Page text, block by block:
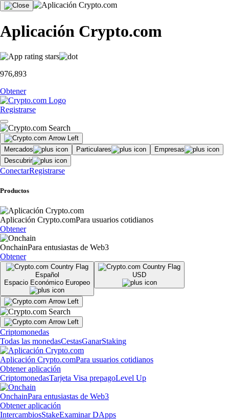
Aplicación Crypto.com
976,893
Obtener
Registrarse
Mercados Particulares
Empresas
Descubrir
ConectarRegistrarse
Productos
Aplicación Crypto.comPara usuarios cotidianos
Obtener
OnchainPara entusiastas de Web3
Obtener
Español
Espacio Económico Europeo
USD
Criptomonedas
Todas las monedasCestasGanarStaking
Aplicación Crypto.comPara usuarios cotidianos
Obtener aplicación
CriptomonedasTarjeta Visa prepagoLevel Up
OnchainPara entusiastas de Web3
Obtener aplicación
IntercambiosStakeExaminar DApps